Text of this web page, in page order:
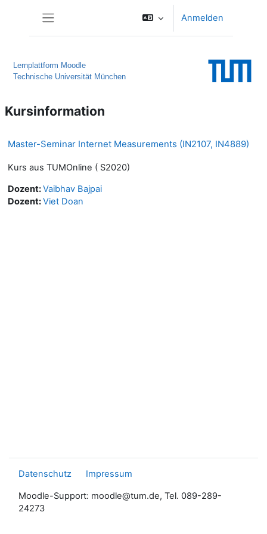
Anmelden
Lernplattform Moodle
Technische Universität München
Kursinformation
Master-Seminar Internet Measurements (IN2107, IN4889)
Kurs aus TUMOnline ( S2020)
Dozent:Vaibhav Bajpai
Dozent:Viet Doan
Datenschutz Impressum
Moodle-Support: moodle@tum.de, Tel. 089-289-
24273